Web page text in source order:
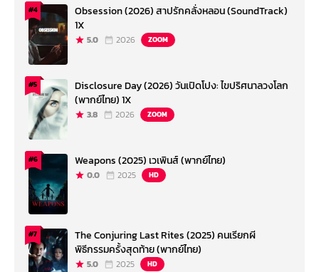
#4
Obsession (2026) สาปรักคลั่งหลอน (SoundTrack)
1X
5.0 2026 ZOOM
#5
Disclosure Day (2026) วันเปิดโปง: ไขปริศนาลวงโลก
(พากย์ไทย) 1X
3.8 2026 ZOOM
#6 Weapons (2025) เวเพินส์ (พากย์ไทย)
0.0 2025 HD
#7
The Conjuring Last Rites (2025) คนเรียกผี
พิธีกรรมครั้งสุดท้าย (พากย์ไทย)
5.0 2025 HD